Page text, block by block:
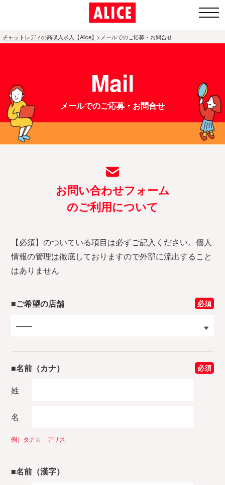
ップペー
ジ
2.通勤チャ
ットレディ
仕事内容
5.お役立ち
コンテンツ
6.よくあ
チャットレディの高収入求人【Alice】 > メールでのご応募・お問合せ
Mail
メールでのご応募・お問合せ
お問い合わせフォーム
のご利用について
【必須】のついている項目は必ずご記入ください。個人
情報の管理は徹底しておりますので外部に流出すること
はありません
■ご希望の店舗 必須
■名前（カナ） 必須
姓
名
例）タナカ アリス
■名前（漢字）